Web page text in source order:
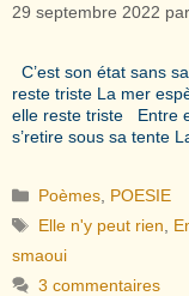
29 septembre 2022 par
C’est son état sans
reste triste La mer
elle reste triste Entre
s’retire sous sa tente
Catégories
Poèmes POESIE
Étiquettes
Elle n'y peut rien
smaoui
3 commentaires